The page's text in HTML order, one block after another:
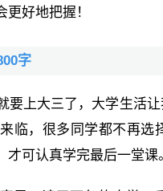
好地把握！
字
要上大三了，大学生活
临，很多同学都不再
可认真学完最后一堂课